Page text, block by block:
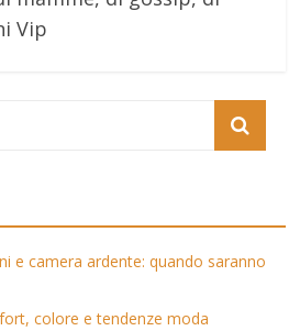
Vip
e camera ardente: quando saranno
colore e tendenze moda